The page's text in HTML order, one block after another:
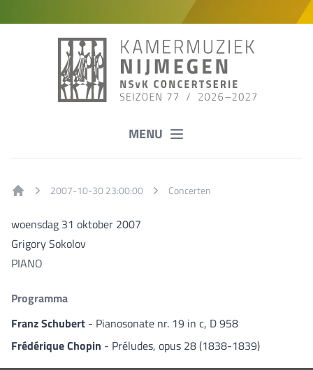
MENU
2007-10-30 23:00:00 Concerten
woensdag 31 oktober 2007
Grigory Sokolov
PIANO
Programma
Franz Schubert - Pianosonate nr. 19 in c, D 958
Frédérique Chopin - Préludes, opus 28 (1838-1839)